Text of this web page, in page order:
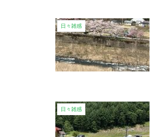
日々雑感
日々雑感